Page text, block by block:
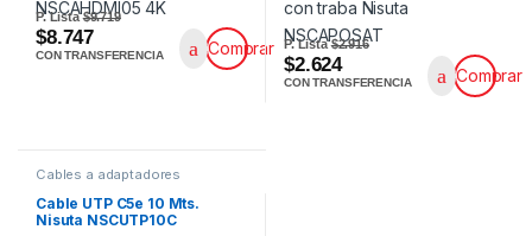
P. Lista$9.719
$8.747
CON TRANSFERENCIA Comprar P. Lista$2.916
$2.624
CON TRANSFERENCIA Comprar
Cables a adaptadores
Cable UTP C5e 10 Mts.
Nisuta NSCUTP10C